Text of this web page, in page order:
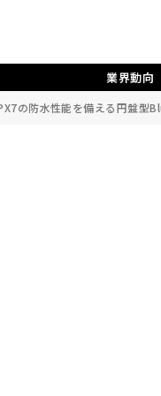
業界動向
の防水性能を備える円盤型